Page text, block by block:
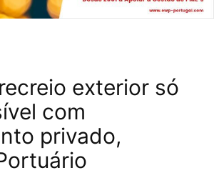
exterior só
com
privado,